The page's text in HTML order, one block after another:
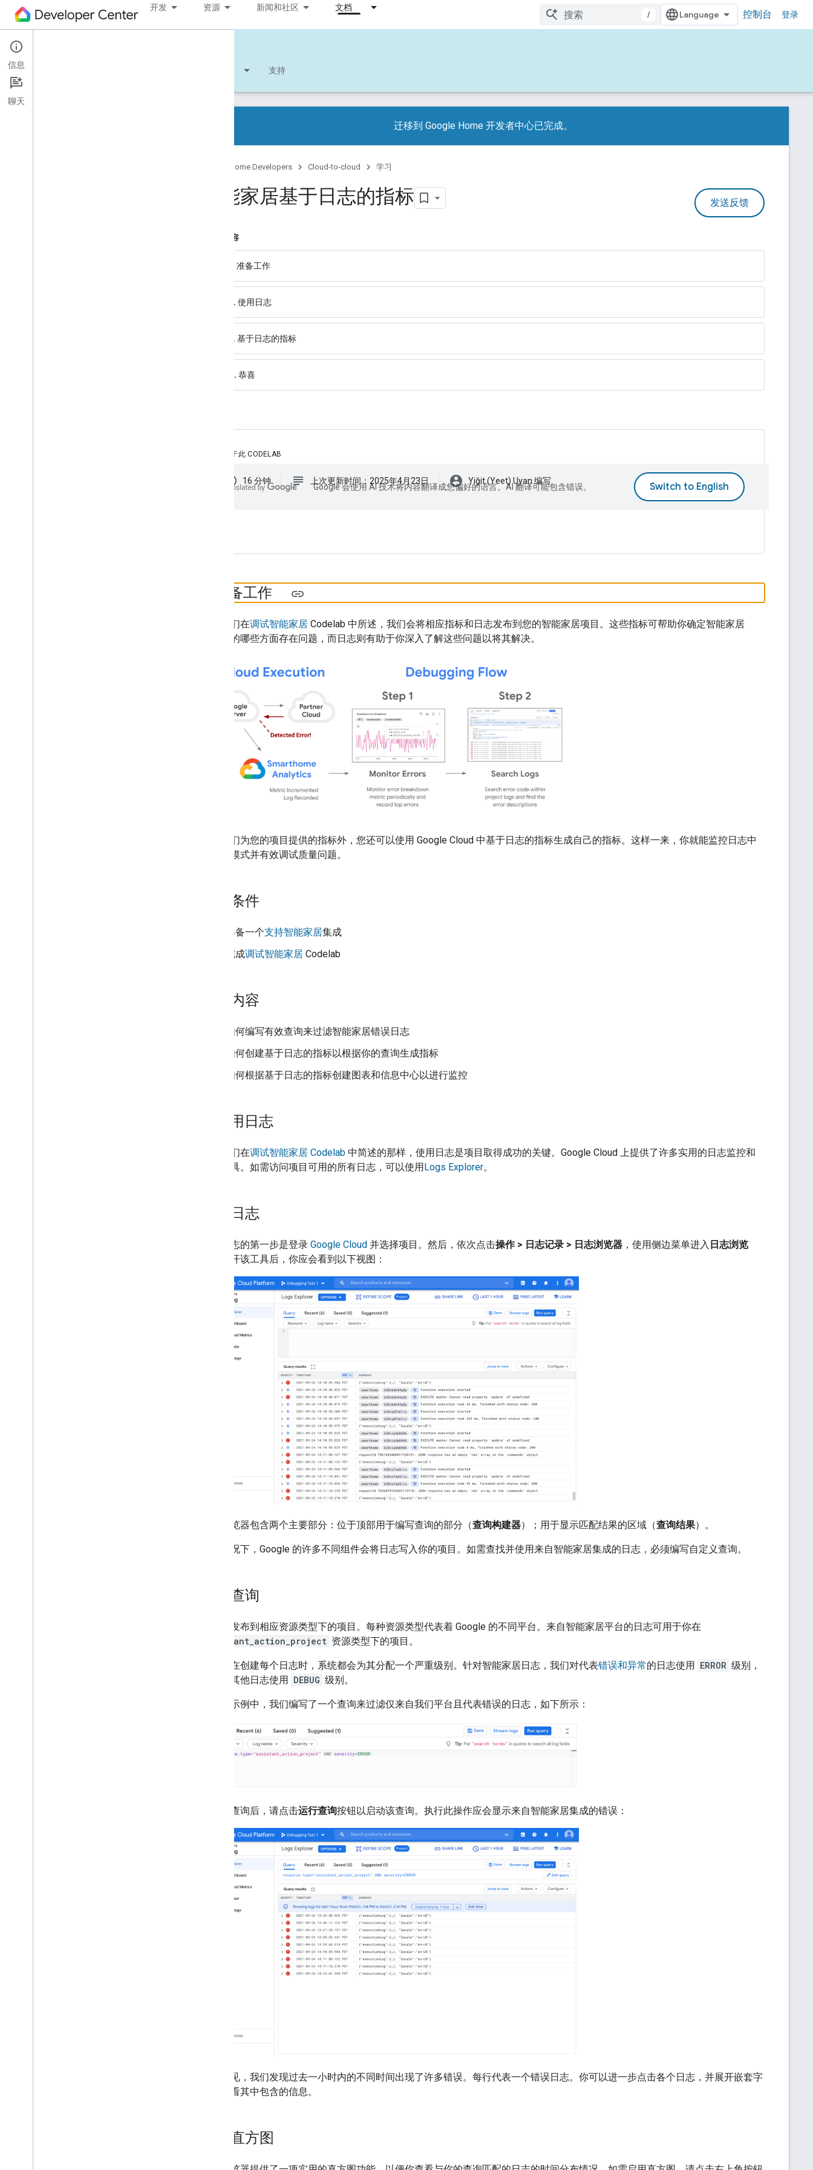
开发 资源 新闻和社区 文档
/ 控制台 登录
Cloud-to-cloud
开始使用 支持
迁移到 Google Home 开发者中心已完成。
Google Home Developers Cloud-to-cloud 学习
发送反馈
智能家居基于日志的指标
本页内容
1. 准备工作
2. 使用日志
3. 基于日志的指标
4. 恭喜
关于此 CODELAB
schedule 16 分钟 subject 上次更新时间：2025年4月23日 account_circle Yiğit (Yeet) Uyan 编写
Google 会使用 AI 技术将内容翻译成您偏好的语言。AI 翻译可能包含错误。
准备工作
正如我们在调试智能家居 Codelab 中所述，我们会将相应指标和日志发布到您的智能家居项目。这些指标可帮助你确定智能家居
Action 的哪些方面存在问题，而日志则有助于你深入了解这些问题以将其解决。
除了我们为您的项目提供的指标外，您还可以使用 Google Cloud 中基于日志的指标生成自己的指标。这样一来，你就能监控日志中
的某些模式并有效调试质量问题。
前提条件
具备一个支持智能家居集成
完成调试智能家居 Codelab
学习内容
如何编写有效查询来过滤智能家居错误日志
如何创建基于日志的指标以根据你的查询生成指标
如何根据基于日志的指标创建图表和信息中心以进行监控
使用日志
正如我们在调试智能家居 Codelab 中简述的那样，使用日志是项目取得成功的关键。Google Cloud 上提供了许多实用的日志监控和
分析工具。如需访问项目可用的所有日志，可以使用Logs Explorer。
访问日志
访问日志的第一步是登录 Google Cloud 并选择项目。然后，依次点击操作 > 日志记录 > 日志浏览器 ，使用侧边菜单进入 日志浏览
。打开该工具后，你应会看到以下视图：
日志浏览器包含两个主要部分：位于顶部用于编写查询的部分（查询构建器）；用于显示匹配结果的区域（查询结果）。
默认情况下，Google 的许多不同组件会将日志写入你的项目。如需查找并使用来自智能家居集成的日志，必须编写自定义查询。
编写查询
日志将发布到相应资源类型下的项目。每种资源类型代表着 Google 的不同平台。来自智能家居平台的日志可用于你在
assistant_action_project 资源类型下的项目。
此外，在创建每个日志时，系统都会为其分配一个严重级别。针对智能家居日志，我们对代表错误和异常的日志使用 ERROR 级别，
对所有其他日志使用
DEBUG 级别。
在下方示例中，我们编写了一个查询来过滤仅来自我们平台且代表错误的日志，如下所示：
编写好查询后，请点击运行查询按钮以启动该查询。执行此操作应会显示来自智能家居集成的错误：
如你所见，我们发现过去一小时内的不同时间出现了许多错误。每行代表一个错误日志。你可以进一步点击各个日志，并展开嵌套字
段以查看其中包含的信息。
使用直方图
信息
聊天